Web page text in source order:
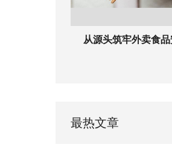
从源头筑牢外卖食
最热文章